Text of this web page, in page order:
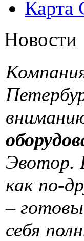
Карта
Новости
Эвотор.
как по-
–
себя